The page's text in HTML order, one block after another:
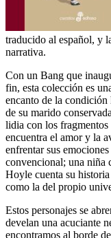
traducido al español, y
narrativa.
Con un Bang que
fin, esta colección es
encanto de la
de su marido
lidia con los
encuentra el amor y la
enfrentar sus
convencional; una niña
Hoyle cuenta su
como la del propio
Estos personajes se
develan una acuciante
encontramos al borde